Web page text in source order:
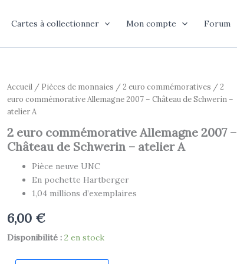
Cartes à collectionner Mon compte Forum
Accueil/ Pièces de monnaies /2 euro commémoratives / 2
euro commémorative Allemagne 2007 – Château de Schwerin –
atelier A
2 euro commémorative Allemagne 2007 –
Château de Schwerin – atelier A
Pièce neuve UNC
En pochette Hartberger
1,04 millions d’exemplaires
6,00 €
Disponibilité : 2 en stock